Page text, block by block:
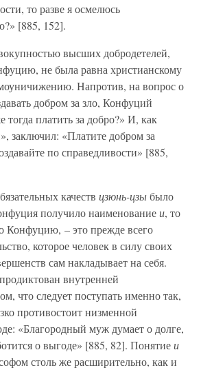
то разве я осмелюсь
[885, 152].
высших добродетелей,
не была равна христианскому
Напротив, на вопрос о
добром за зло, Конфуций
тогда платить за добро?» И, как
заключил: «Платите добром за
по справедливости» [885,
качеств цзюнь-цзыбыло
получило наименованиеи, то
Конфуцию, – это прежде всего
которое человек в силу своих
сам накладывает на себя.
внутренней
что следует поступать именно так,
противостоит низменной
«Благородный муж думает о долге,
о выгоде» [885, 82]. Понятиеи
столь же расширительно, как и